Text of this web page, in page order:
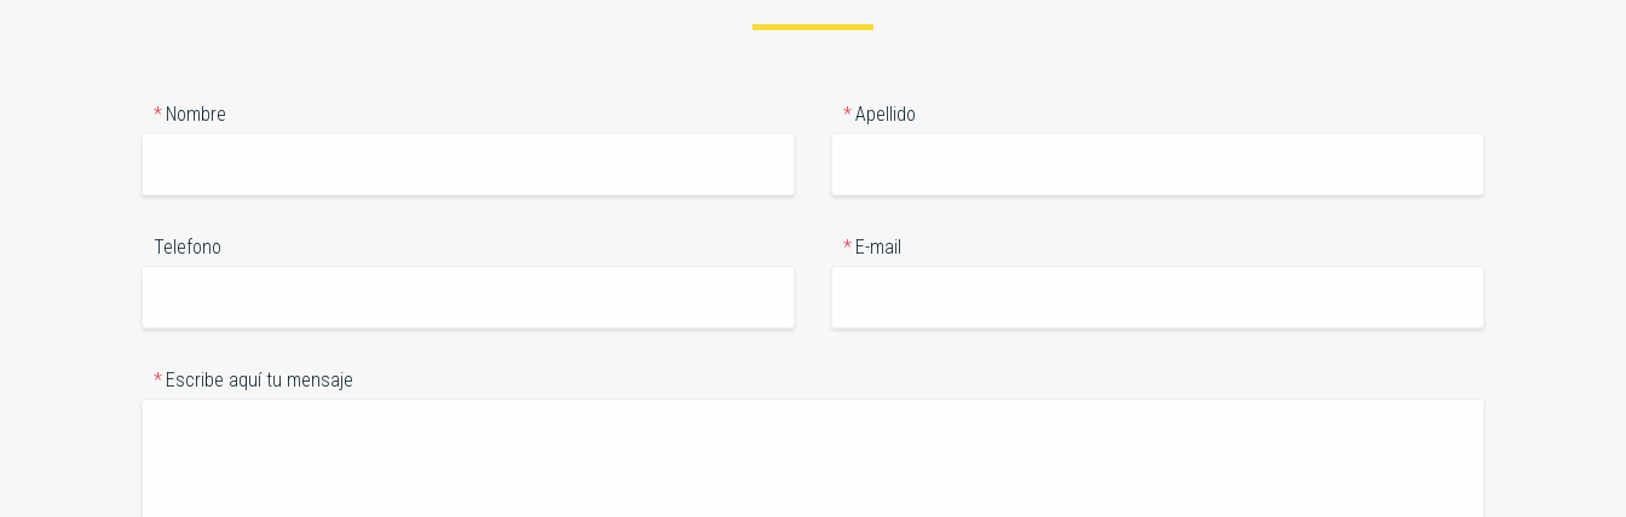
Nombre Apellido
Telefono E-mail
Escribe aquí tu mensaje